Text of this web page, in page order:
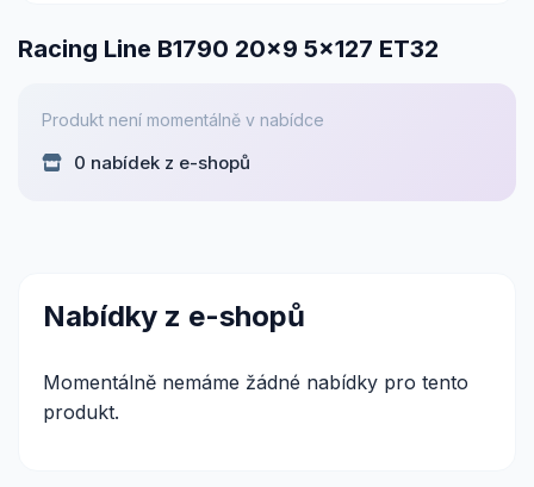
Racing Line B1790 20x9 5x127 ET32
Produkt není momentálně v nabídce
0 nabídek z e-shopů
Nabídky z e-shopů
Momentálně nemáme žádné nabídky pro tento
produkt.